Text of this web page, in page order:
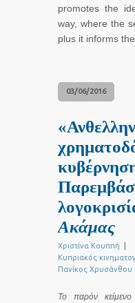
promotes the
way, where the
plus it informs
03/06/2016
Ακάμας
Χριστίνα Κουππή
Κυπριακός
Πανίκος Χρυσάνθου
Το παρόν κείμενο